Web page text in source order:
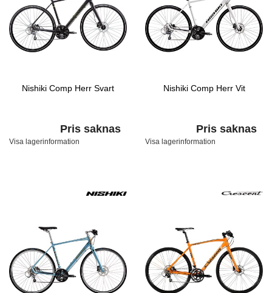
Nishiki Comp Herr Svart
Pris saknas
Visa lagerinformation
Nishiki Comp Herr Vit
Pris saknas
Visa lagerinformation